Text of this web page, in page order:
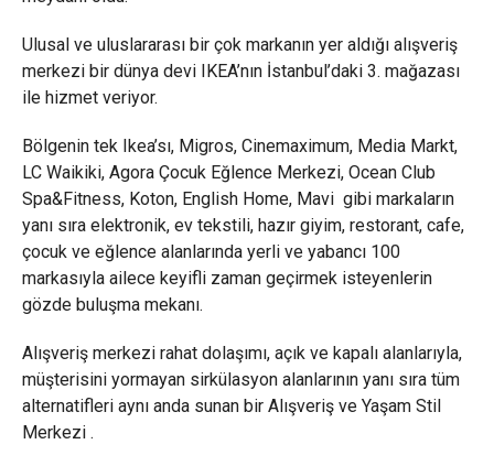
Ulusal ve uluslararası bir çok markanın yer aldığı alışveriş
merkezi bir dünya devi IKEA’nın İstanbul’daki 3. mağazası
ile hizmet veriyor.
Bölgenin tek Ikea’sı, Migros, Cinemaximum, Media Markt,
LC Waikiki, Agora Çocuk Eğlence Merkezi, Ocean Club
Spa&Fitness, Koton, English Home, Mavi gibi markaların
yanı sıra elektronik, ev tekstili, hazır giyim, restorant, cafe,
çocuk ve eğlence alanlarında yerli ve yabancı 100
markasıyla ailece keyifli zaman geçirmek isteyenlerin
gözde buluşma mekanı.
Alışveriş merkezi rahat dolaşımı, açık ve kapalı alanlarıyla,
müşterisini yormayan sirkülasyon alanlarının yanı sıra tüm
alternatifleri aynı anda sunan bir Alışveriş ve Yaşam Stil
Merkezi .